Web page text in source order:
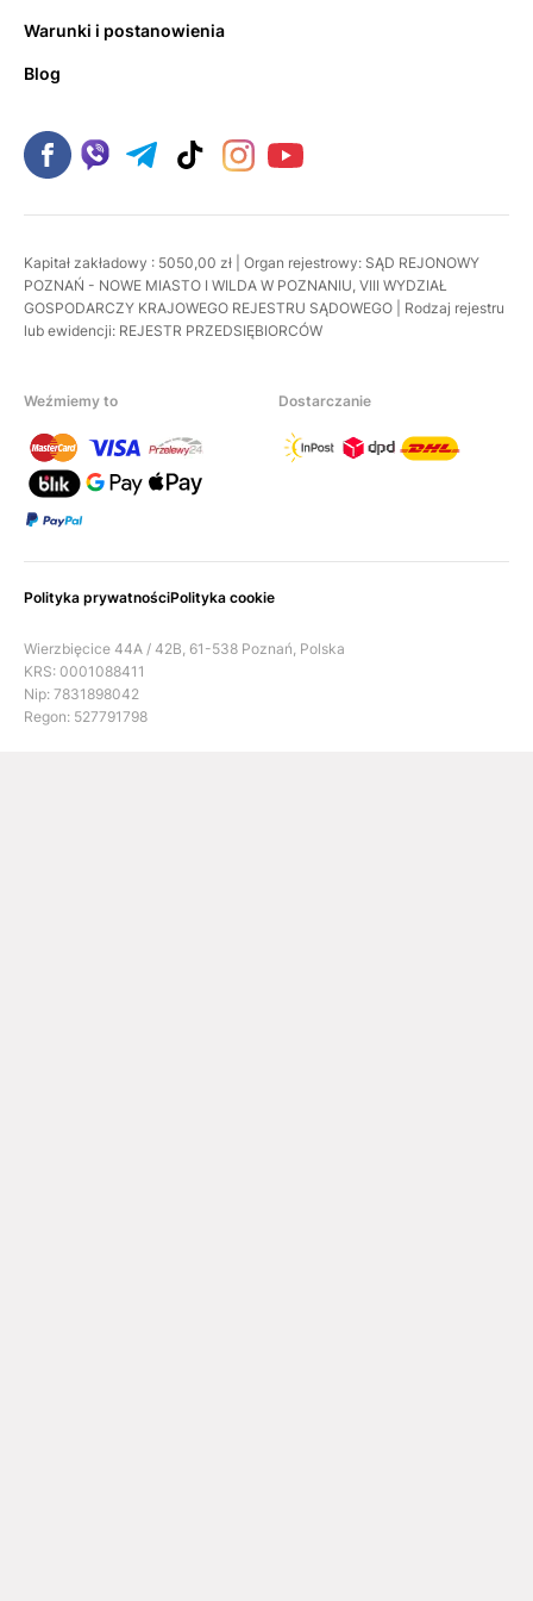
Warunki i postanowienia
Blog
Kapitał zakładowy : 5050,00 zł | Organ rejestrowy: SĄD REJONOWY
POZNAŃ - NOWE MIASTO I WILDA W POZNANIU, VIII WYDZIAŁ
GOSPODARCZY KRAJOWEGO REJESTRU SĄDOWEGO | Rodzaj rejestru
lub ewidencji: REJESTR PRZEDSIĘBIORCÓW
Weźmiemy to Dostarczanie
Polityka prywatnościPolityka cookie
Wierzbięcice 44A / 42B, 61-538 Poznań, Polska
KRS: 0001088411
Nip: 7831898042
Regon: 527791798